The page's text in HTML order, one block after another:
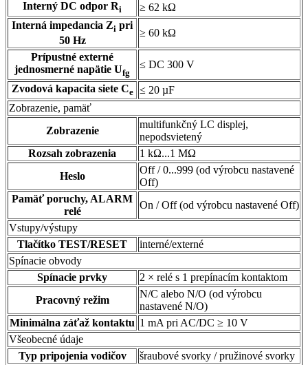
Interný DC odpor Ri
≥ 62 kΩ
Interná impedancia Zi pri
50 Hz
≥ 60 kΩ
Prípustné externé
jednosmerné napätie Ufg
≤ DC 300 V
Zvodová kapacita siete Ce
≤ 20 µF
Zobrazenie, pamäť
Zobrazenie
multifunkčný LC displej,
nepodsvietený
Rozsah zobrazenia
1 kΩ...1 MΩ
Heslo
Off / 0...999 (od výrobcu nastavené
Off)
Pamäť poruchy, ALARM
relé
On / Off (od výrobcu nastavené Off)
Vstupy/výstupy
Tlačítko TEST/RESET
interné/externé
Spínacie obvody
Spínacie prvky
2 × relé s 1 prepínacím kontaktom
Pracovný režim
N/C alebo N/O (od výrobcu
nastavené N/O)
Minimálna záťaž kontaktu 1 mA pri AC/DC ≥ 10 V
Všeobecné údaje
Typ pripojenia vodičov
šraubové svorky / pružinové svorky